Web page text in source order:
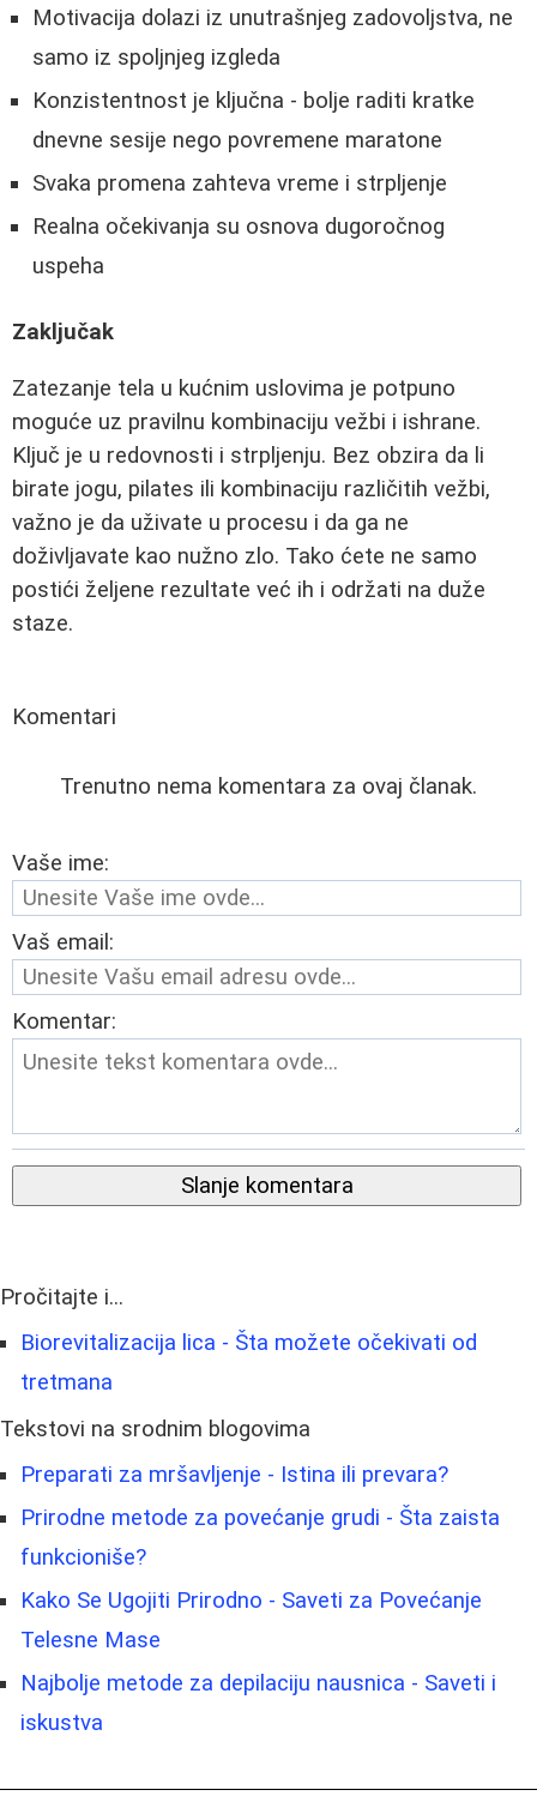
Motivacija dolazi iz unutrašnjeg zadovoljstva, ne
samo iz spoljnjeg izgleda
Konzistentnost je ključna - bolje raditi kratke
dnevne sesije nego povremene maratone
Svaka promena zahteva vreme i strpljenje
Realna očekivanja su osnova dugoročnog
uspeha
Zaključak
Zatezanje tela u kućnim uslovima je potpuno
moguće uz pravilnu kombinaciju vežbi i ishrane.
Ključ je u redovnosti i strpljenju. Bez obzira da li
birate jogu, pilates ili kombinaciju različitih vežbi,
važno je da uživate u procesu i da ga ne
doživljavate kao nužno zlo. Tako ćete ne samo
postići željene rezultate već ih i održati na duže
staze.
Komentari
Trenutno nema komentara za ovaj članak.
Vaše ime:
Vaš email:
Komentar:
Slanje komentara
Pročitajte i...
Biorevitalizacija lica - Šta možete očekivati od
tretmana
Tekstovi na srodnim blogovima
Preparati za mršavljenje - Istina ili prevara?
Prirodne metode za povećanje grudi - Šta zaista
funkcioniše?
Kako Se Ugojiti Prirodno - Saveti za Povećanje
Telesne Mase
Najbolje metode za depilaciju nausnica - Saveti i
iskustva